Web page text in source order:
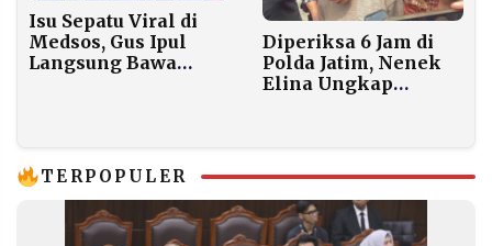
Isu Sepatu Viral di
Medsos, Gus Ipul
Langsung Bawa
Diperiksa 6 Jam di
Polda Jatim, Nenek
Elina Ungkap
TERPOPULER